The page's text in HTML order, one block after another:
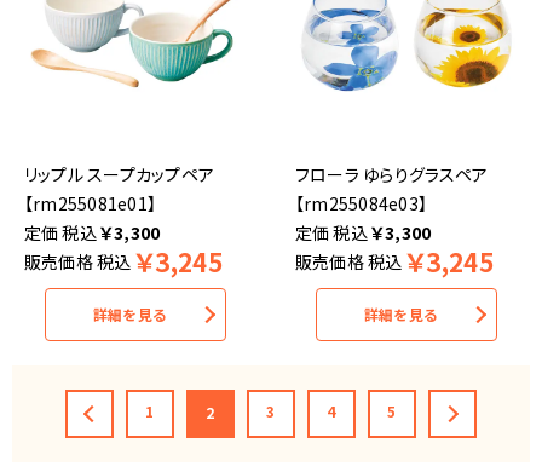
リップル スープカップペア
【rm255081e01】
税込￥3,300
販売価格税込 ￥3,245
詳細を見る
フローラ ゆらりグラスペア
【rm255084e03】
税込￥3,300
販売価格税込 ￥3,245
詳細を見る
1 2 3 4 5